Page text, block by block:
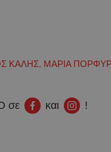
ΚΑΛΗΣ, ΜΑΡΙΑ
σε και !